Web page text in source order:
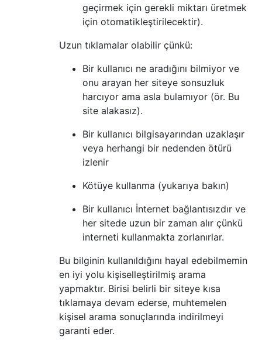
geçirmek için gerekli miktarı üretmek
için otomatikleştirilecektir).
Uzun tıklamalar olabilir çünkü:
Bir kullanıcı ne aradığını bilmiyor ve
onu arayan her siteye sonsuzluk
harcıyor ama asla bulamıyor (ör. Bu
site alakasız).
Bir kullanıcı bilgisayarından uzaklaşır
veya herhangi bir nedenden ötürü
izlenir
Kötüye kullanma (yukarıya bakın)
Bir kullanıcı İnternet bağlantısızdır ve
her sitede uzun bir zaman alır çünkü
interneti kullanmakta zorlanırlar.
Bu bilginin kullanıldığını hayal edebilmemin
en iyi yolu kişiselleştirilmiş arama
yapmaktır. Birisi belirli bir siteye kısa
tıklamaya devam ederse, muhtemelen
kişisel arama sonuçlarında indirilmeyi
garanti eder.